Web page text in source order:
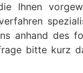
Ihnen
anhand des
bitte kurz